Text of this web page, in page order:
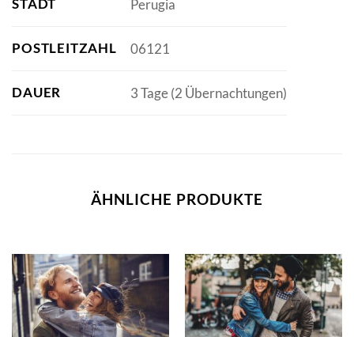
STADT Perugia
POSTLEITZAHL 06121
DAUER 3 Tage (2 Übernachtungen)
ÄHNLICHE PRODUKTE